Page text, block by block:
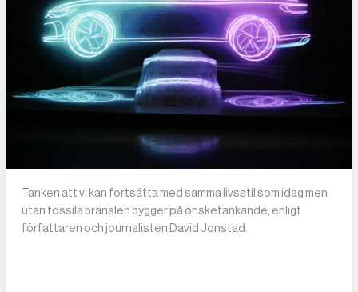
Tanken att vi kan fortsätta med samma livsstil som idag men
utan fossila bränslen bygger på önsketänkande, enligt
författaren och journalisten David Jonstad.